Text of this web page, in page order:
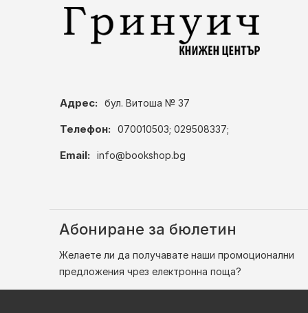
Адрес: бул. Витоша № 37
Телефон: 070010503; 029508337;
Email: info@bookshop.bg
Абониране за бюлетин
Желаете ли да получавате наши промоционални
предложения чрез електронна поща?